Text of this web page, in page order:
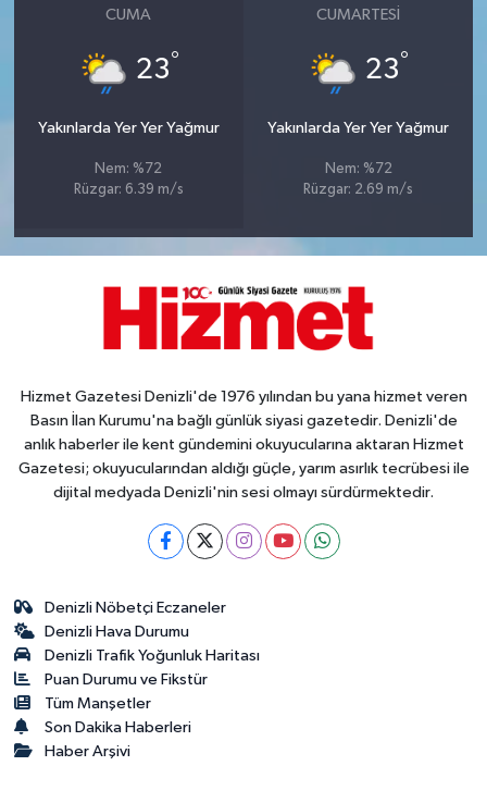
CUMA
23°
Yakınlarda Yer Yer Yağmur
Nem: %72
Rüzgar: 6.39 m/s
CUMARTESI
23°
Yakınlarda Yer Yer Yağmur
Nem: %72
Rüzgar: 2.69 m/s
Hizmet Gazetesi Denizli'de 1976 yılından bu yana hizmet veren
Basın İlan Kurumu'na bağlı günlük siyasi gazetedir. Denizli'de
anlık haberler ile kent gündemini okuyucularına aktaran Hizmet
Gazetesi; okuyucularından aldığı güçle, yarım asırlık tecrübesi ile
dijital medyada Denizli'nin sesi olmayı sürdürmektedir.
Denizli Nöbetçi Eczaneler
Denizli Hava Durumu
Denizli Trafik Yoğunluk Haritası
Puan Durumu ve Fikstür
Tüm Manşetler
Son Dakika Haberleri
Haber Arşivi